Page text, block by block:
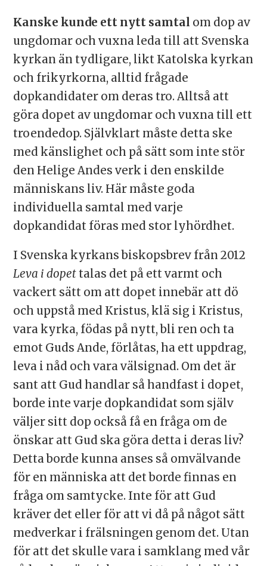
Kanske kunde ett nytt samtal om dop av
ungdomar och vuxna leda till att Svenska
kyrkan än tydligare, likt Katolska kyrkan
och frikyrkorna, alltid frågade
dopkandidater om deras tro. Alltså att
göra dopet av ungdomar och vuxna till ett
troendedop. Självklart måste detta ske
med känslighet och på sätt som inte stör
den Helige Andes verk i den enskilde
människans liv. Här måste goda
individuella samtal med varje
dopkandidat föras med stor lyhördhet.
I Svenska kyrkans biskopsbrev från 2012
Leva i dopettalas det på ett varmt och
vackert sätt om att dopet innebär att dö
och uppstå med Kristus, klä sig i Kristus,
vara kyrka, födas på nytt, bli ren och ta
emot Guds Ande, förlåtas, ha ett uppdrag,
leva i nåd och vara välsignad. Om det är
sant att Gud handlar så handfast i dopet,
borde inte varje dopkandidat som själv
väljer sitt dop också få en fråga om de
önskar att Gud ska göra detta i deras liv?
Detta borde kunna anses så omvälvande
för en människa att det borde finnas en
fråga om samtycke. Inte för att Gud
kräver det eller för att vi då på något sätt
medverkar i frälsningen genom det. Utan
för att det skulle vara i samklang med vår